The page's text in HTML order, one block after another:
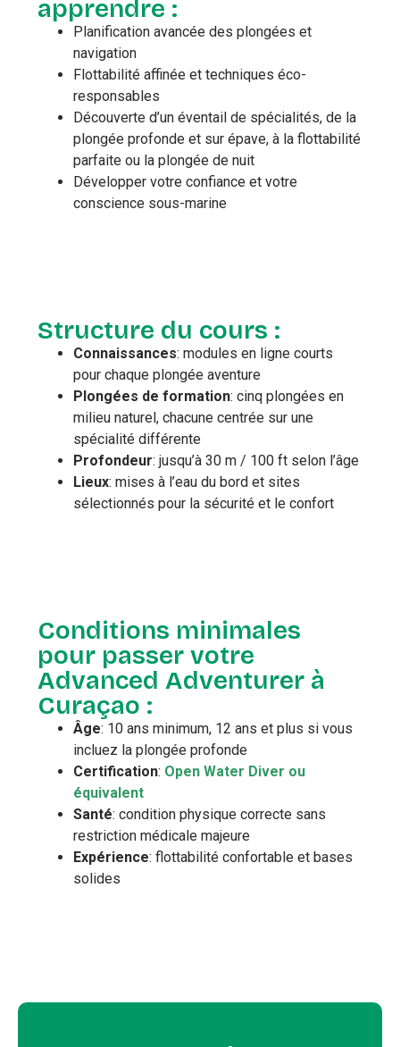
apprendre :
Planification avancée des plongées et
navigation
Flottabilité affinée et techniques éco-
responsables
Découverte d’un éventail de spécialités, de la
plongée profonde et sur épave, à la flottabilité
parfaite ou la plongée de nuit
Développer votre confiance et votre
conscience sous-marine
Structure du cours :
Connaissances: modules en ligne courts
pour chaque plongée aventure
Plongées de formation: cinq plongées en
milieu naturel, chacune centrée sur une
spécialité différente
Profondeur: jusqu’à 30 m / 100 ft selon l’âge
Lieux: mises à l’eau du bord et sites
sélectionnés pour la sécurité et le confort
Conditions minimales
pour passer votre
Advanced Adventurer à
Curaçao :
Âge: 10 ans minimum, 12 ans et plus si vous
incluez la plongée profonde
Certification: Open Water Diver ou
équivalent
Santé: condition physique correcte sans
restriction médicale majeure
Expérience: flottabilité confortable et bases
solides